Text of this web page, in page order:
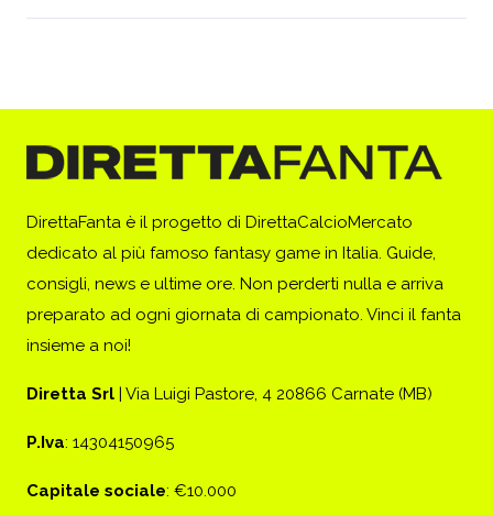
DirettaFanta è il progetto di DirettaCalcioMercato
dedicato al più famoso fantasy game in Italia. Guide,
consigli, news e ultime ore. Non perderti nulla e arriva
preparato ad ogni giornata di campionato. Vinci il fanta
insieme a noi!
Diretta Srl | Via Luigi Pastore, 4 20866 Carnate (MB)
P.Iva: 14304150965
Capitale sociale: €10.000